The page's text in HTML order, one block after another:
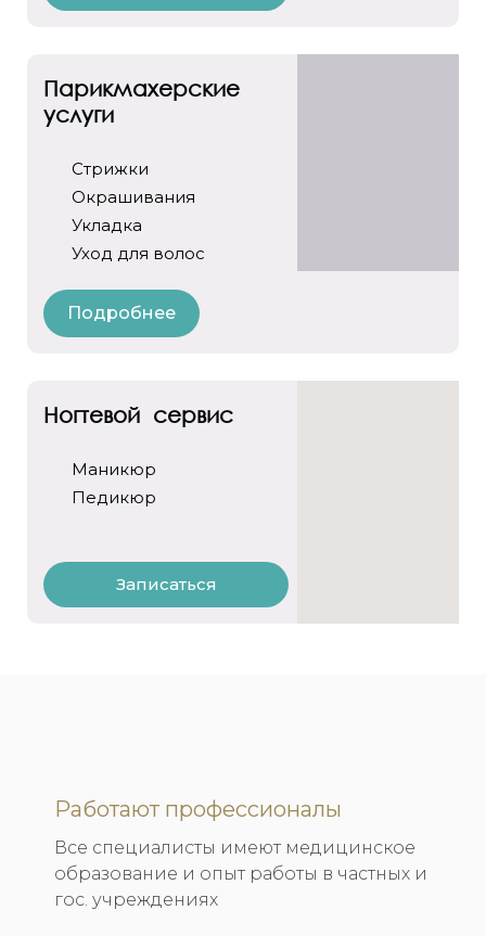
Парикмахерские
услуги
Стрижки
Окрашивания
Укладка
Уход для волос
Подробнее
Ногтевой сервис
Маникюр
Педикюр
Записаться
Работают профессионалы
Все специалисты имеют медицинское
образование и опыт работы в частных и
гос. учреждениях